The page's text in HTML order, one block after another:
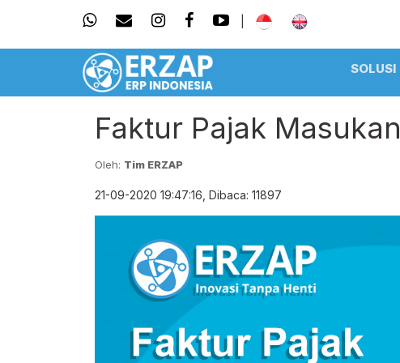
SOLUSI
Faktur Pajak Masukan
Oleh: Tim ERZAP
21-09-2020 19:47:16, Dibaca: 11897